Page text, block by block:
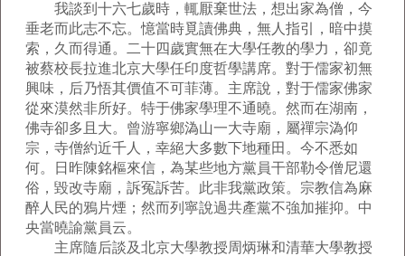
我談到十六七歲時，輒厭棄世法，想出家為僧，今
垂老而此志不忘。憶當時覓讀佛典，無人指引，暗中摸
索，久而得通。二十四歲實無在大學任教的學力，卻竟
被蔡校長拉進北京大學任印度哲學講席。對于儒家初無
興味，后乃悟其價值不可菲薄。主席說，對于儒家佛家
從來漠然非所好。特于佛家學理不通曉。然而在湖南，
佛寺卻多且大。曾游寧鄉溈山一大寺廟，屬禪宗溈仰
宗，寺僧約近千人，幸絕大多數下地種田。今不悉如
何。日昨陳銘樞來信，為某些地方黨員干部勒令僧尼還
俗，毀改寺廟，訴冤訴苦。此非我黨政策。宗教信為麻
醉人民的鴉片煙；然而列寧說過共產黨不強加摧抑。中
央當曉諭黨員云。
主席隨后談及北京大學教授周炳琳和清華大學教授